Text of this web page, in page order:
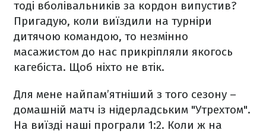
тоді вболівальників за кордон випустив?
Пригадую, коли виїздили на турніри
дитячою командою, то незмінно
масажистом до нас прикріпляли якогось
кагебіста. Щоб ніхто не втік.
Для мене найпам’ятніший з того сезону –
домашній матч із нідерладським "Утрехтом".
На виїзді наші програли 1:2. Коли ж на